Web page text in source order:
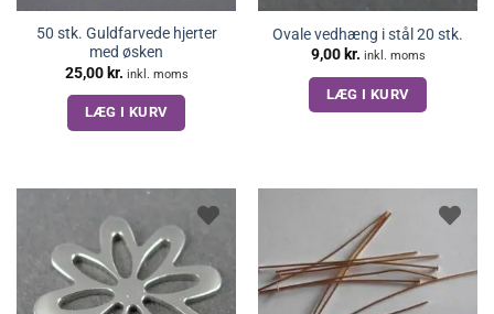
50 stk. Guldfarvede hjerter
med øsken
25,00 kr. inkl. moms
LÆG I KURV
Ovale vedhæng i stål 20 stk.
9,00 kr. inkl. moms
LÆG I KURV